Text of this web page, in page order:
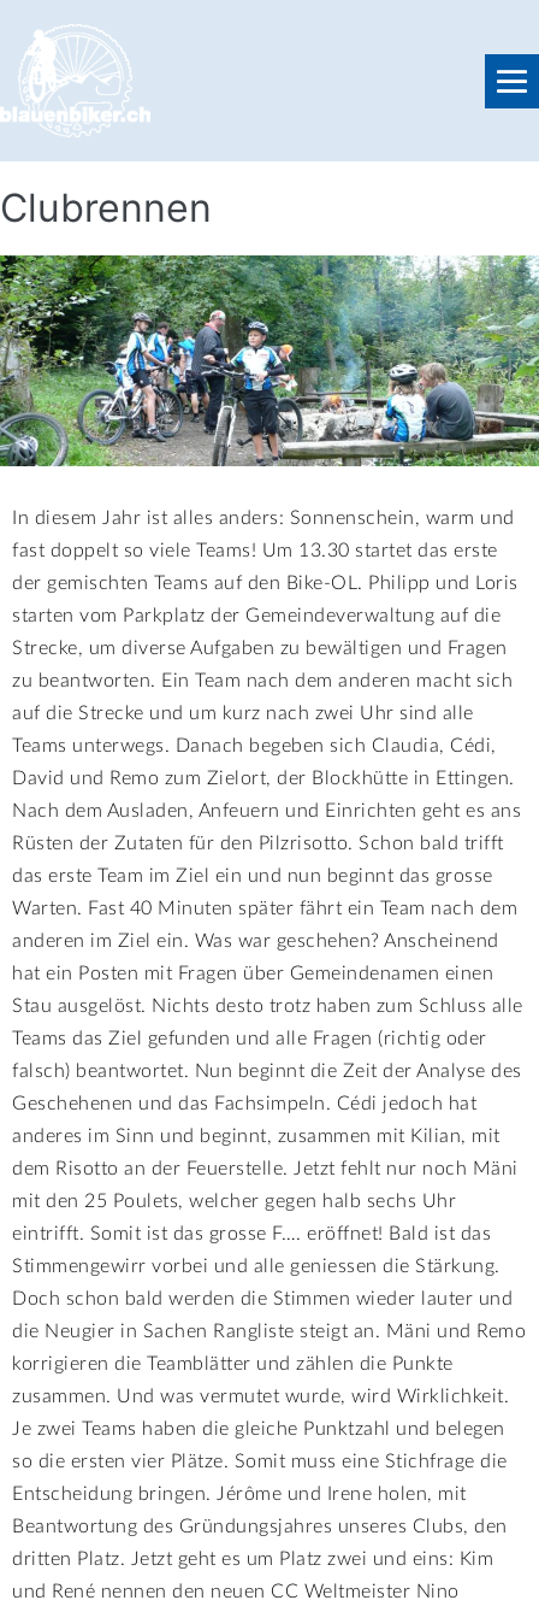
Clubrennen
In diesem Jahr ist alles anders: Sonnenschein, warm und
fast doppelt so viele Teams! Um 13.30 startet das erste
der gemischten Teams auf den Bike-OL. Philipp und Loris
starten vom Parkplatz der Gemeindeverwaltung auf die
Strecke, um diverse Aufgaben zu bewältigen und Fragen
zu beantworten. Ein Team nach dem anderen macht sich
auf die Strecke und um kurz nach zwei Uhr sind alle
Teams unterwegs. Danach begeben sich Claudia, Cédi,
David und Remo zum Zielort, der Blockhütte in Ettingen.
Nach dem Ausladen, Anfeuern und Einrichten geht es ans
Rüsten der Zutaten für den Pilzrisotto. Schon bald trifft
das erste Team im Ziel ein und nun beginnt das grosse
Warten. Fast 40 Minuten später fährt ein Team nach dem
anderen im Ziel ein. Was war geschehen? Anscheinend
hat ein Posten mit Fragen über Gemeindenamen einen
Stau ausgelöst. Nichts desto trotz haben zum Schluss alle
Teams das Ziel gefunden und alle Fragen (richtig oder
falsch) beantwortet. Nun beginnt die Zeit der Analyse des
Geschehenen und das Fachsimpeln. Cédi jedoch hat
anderes im Sinn und beginnt, zusammen mit Kilian, mit
dem Risotto an der Feuerstelle. Jetzt fehlt nur noch Mäni
mit den 25 Poulets, welcher gegen halb sechs Uhr
eintrifft. Somit ist das grosse F…. eröffnet! Bald ist das
Stimmengewirr vorbei und alle geniessen die Stärkung.
Doch schon bald werden die Stimmen wieder lauter und
die Neugier in Sachen Rangliste steigt an. Mäni und Remo
korrigieren die Teamblätter und zählen die Punkte
zusammen. Und was vermutet wurde, wird Wirklichkeit.
Je zwei Teams haben die gleiche Punktzahl und belegen
so die ersten vier Plätze. Somit muss eine Stichfrage die
Entscheidung bringen. Jérôme und Irene holen, mit
Beantwortung des Gründungsjahres unseres Clubs, den
dritten Platz. Jetzt geht es um Platz zwei und eins: Kim
und René nennen den neuen CC Weltmeister Nino